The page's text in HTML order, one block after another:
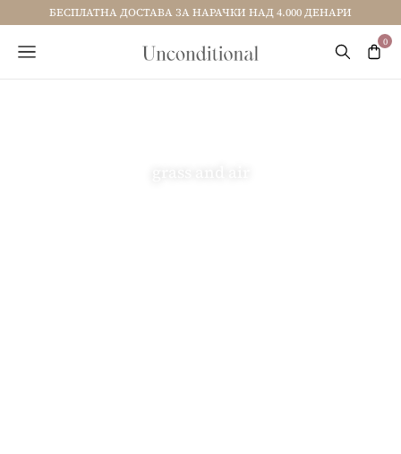
БЕСПЛАТНА ДОСТАВА ЗА НАРАЧКИ НАД 4.000 ДЕНАРИ